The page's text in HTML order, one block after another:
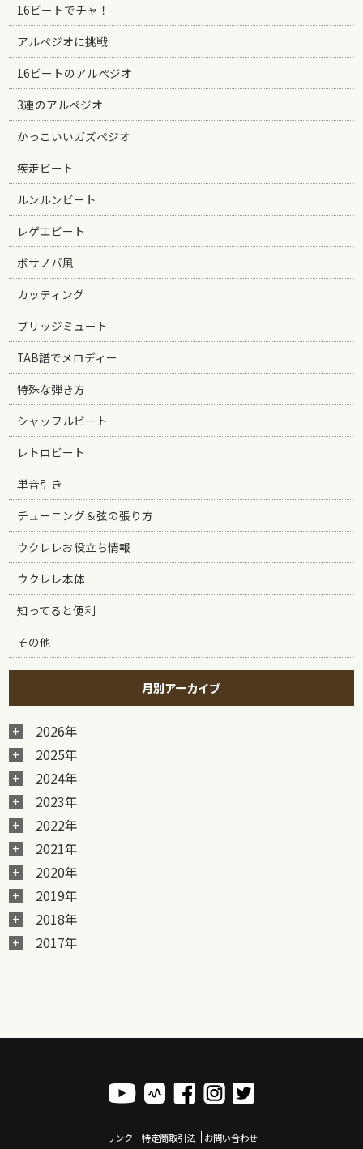
16ビートでチャ！
アルペジオに挑戦
16ビートのアルペジオ
3連のアルペジオ
かっこいいガズペジオ
疾走ビート
ルンルンビート
レゲエビート
ボサノバ風
カッティング
ブリッジミュート
TAB譜でメロディー
特殊な弾き方
シャッフルビート
レトロビート
単音引き
チューニング＆弦の張り方
ウクレレお役立ち情報
ウクレレ本体
知ってると便利
その他
月別アーカイブ
2026年
2025年
2024年
2023年
2022年
2021年
2020年
2019年
2018年
2017年
リンク 特定商取引法 お問い合わせ